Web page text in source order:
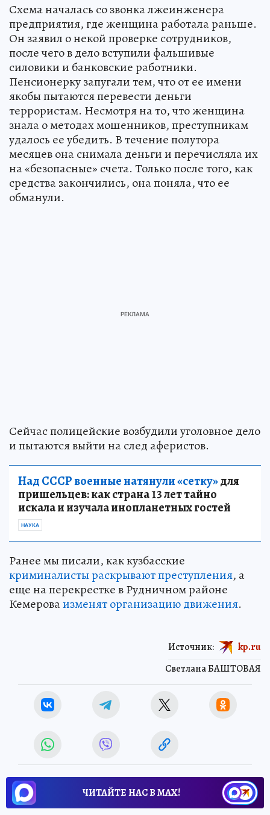
Схема началась со звонка лжеинженера
предприятия, где женщина работала раньше.
Он заявил о некой проверке сотрудников,
после чего в дело вступили фальшивые
силовики и банковские работники.
Пенсионерку запугали тем, что от ее имени
якобы пытаются перевести деньги
террористам. Несмотря на то, что женщина
знала о методах мошенников, преступникам
удалось ее убедить. В течение полутора
месяцев она снимала деньги и перечисляла их
на «безопасные» счета. Только после того, как
средства закончились, она поняла, что ее
обманули.
Сейчас полицейские возбудили уголовное дело
и пытаются выйти на след аферистов.
Над СССР военные натянули «сетку»для
пришельцев: как страна 13 лет тайно
искала и изучала инопланетных гостей
НАУКА
Ранее мы писали, как кузбасские
криминалисты раскрывают преступления, а
еще на перекрестке в Рудничном районе
Кемероваизменят организацию движения.
Светлана БАШТОВАЯ
Источник: kp.ru
ЧИТАЙТЕ НАС В МАХ!